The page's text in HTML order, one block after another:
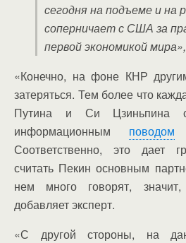
сегодня на подъеме и на
соперничает с США за
первой экономикой
«Конечно, на фоне КНР
затеряться. Тем более что
Путина и Си Цзиньпина
информационным поводом
Соответственно, это дает
считать Пекин основным
нем много говорят,
добавляет эксперт.
«С другой стороны, на